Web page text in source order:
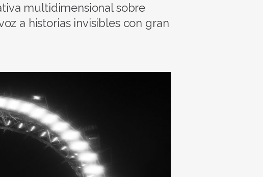
multidimensional sobre
a historias invisibles con gran